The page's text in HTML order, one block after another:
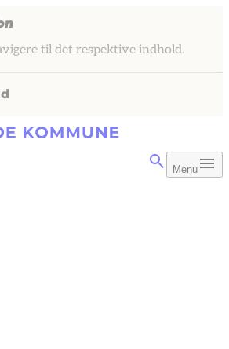
til det respektive indhold.
Menu